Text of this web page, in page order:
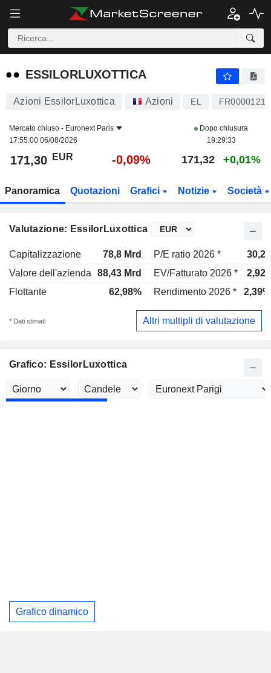
ESSILORLUXOTTICA
ESSILORLUXOTTICA
Azioni EssilorLuxottica Azioni EL
Mercato chiuso - Euronext Paris
17:55:00 06/08/2026
Dopo chiusura
19:29:33
171,30 EUR -0,09% 171,32 +0,01%
Panoramica Quotazioni Grafici Notizie Società
Valutazione: EssilorLuxottica
Capitalizzazione 78,8 Mrd P/E ratio 2026 *
30,2x
Valore dell'azienda
88,43 Mrd EV/Fatturato 2026 *
2,92x
Flottante
62,98% Rendimento 2026 * 2,39%
* Dati stimati Altri multipli di valutazione
Grafico: EssilorLuxottica
Grafico dinamico